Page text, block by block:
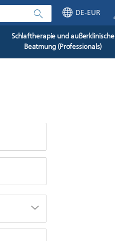
DE-EUR
Schlaftherapie und außerklinische
Beatmung (Professionals)